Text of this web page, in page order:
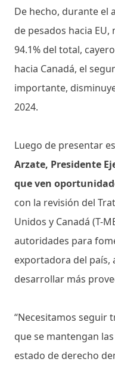
De hecho, durante el
de pesados hacia
94.1% del total,
hacia Canadá, el
importante,
2024.
Luego de presentar
Arzate, Presidente
que ven
con la revisión del
Unidos y Canadá (T-
autoridades para
exportadora del
desarrollar más
“Necesitamos seguir
que se mantengan
estado de derecho